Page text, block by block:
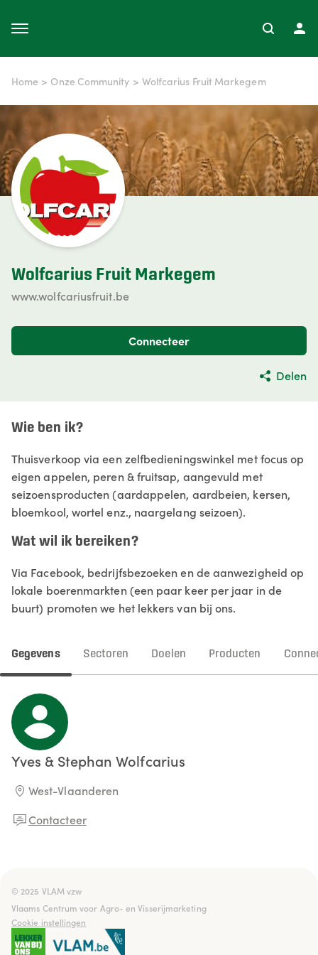
Home > Onze Community > Wolfcarius Fruit Markegem
Wolfcarius Fruit Markegem
www.wolfcariusfruit.be
Connecteer
Delen
Wie ben ik?
Thuisverkoop via een zelfbedieningswinkel met focus op
eigen appelen, peren & fruitsap, aangevuld met
seizoensproducten (aardappelen, aardbeien, kersen,
bloemkool, wortel enz., naargelang seizoen).
Wat wil ik bereiken?
Via Facebook, bedrijfsbezoeken en de aanwezigheid op
lokale boerenmarkten (een paar keer per jaar in de
buurt) promoten we het lekkers van bij ons.
Gegevens Sectoren Doelen Producten
Yves & Stephan Wolfcarius
West-Vlaanderen
Contacteer
© 2025 VLAM vzw
Vlaams Centrum voor Agro- en Visserijmarketing
Cookie instellingen